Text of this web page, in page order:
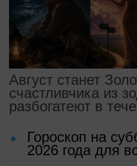
Август станет
счастливчика из
разбогатеют в
Гороскоп на
2026 года для